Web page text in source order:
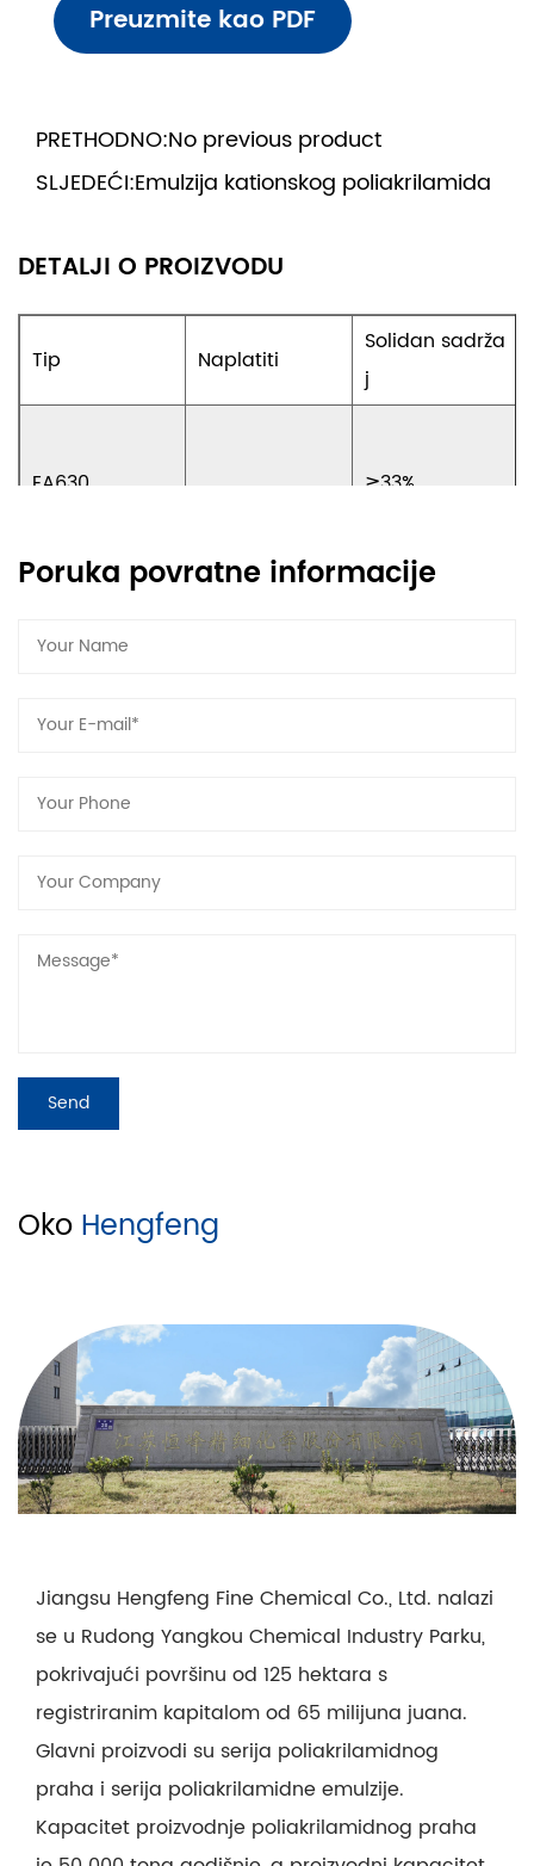
APAM emulzija imaju molekularnu težinu u
rasponu od 6 milijuna do 25 milijuna i alkalni su
Preuzmite kao PDF
PRETHODNO:No previous product
SLJEDEĆI:Emulzija kationskog poliakrilamida
DETALJI O PROIZVODU
Tip Naplatiti
Solidan sadrža
j
EA630
sredina
≧33%
EA660
EA620
Poruka povratne informacije
Oko Hengfeng
Jiangsu Hengfeng Fine Chemical Co., Ltd. nalazi
se u Rudong Yangkou Chemical Industry Parku,
pokrivajući površinu od 125 hektara s
registriranim kapitalom od 65 milijuna juana.
Glavni proizvodi su serija poliakrilamidnog
praha i serija poliakrilamidne emulzije.
Kapacitet proizvodnje poliakrilamidnog praha